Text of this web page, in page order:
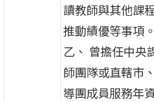
讀教師與其他課
推動績優等事項。
乙、 曾擔任中央
師團隊或直轄市
導團成員服務年